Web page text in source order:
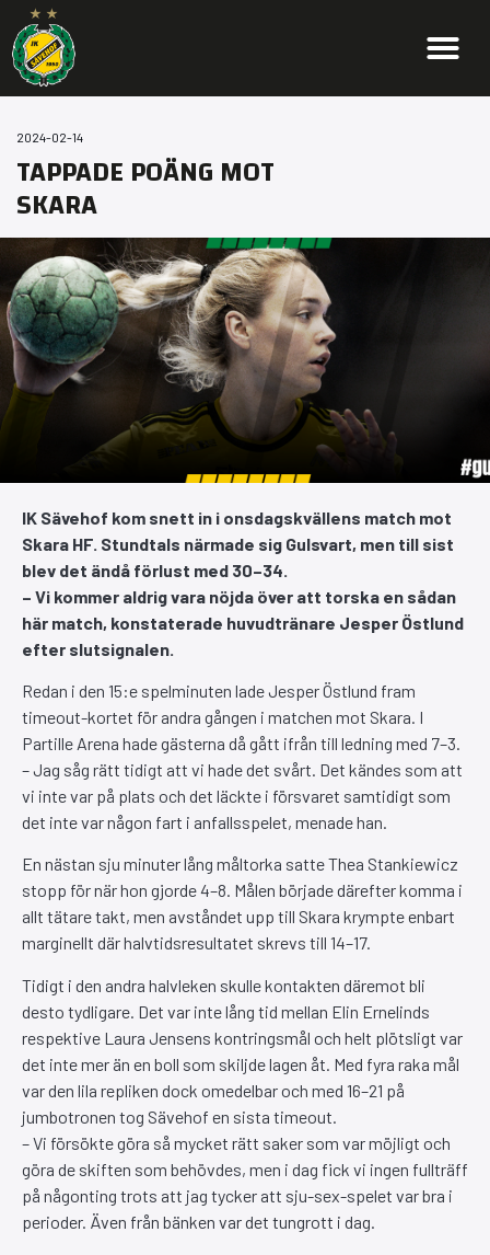
2024-02-14
TAPPADE POÄNG MOT
SKARA
IK Sävehof kom snett in i onsdagskvällens match mot
Skara HF. Stundtals närmade sig Gulsvart, men till sist
blev det ändå förlust med 30–34.
– Vi kommer aldrig vara nöjda över att torska en sådan
här match, konstaterade huvudtränare Jesper Östlund
efter slutsignalen.
Redan i den 15:e spelminuten lade Jesper Östlund fram
timeout-kortet för andra gången i matchen mot Skara. I
Partille Arena hade gästerna då gått ifrån till ledning med 7–3.
– Jag såg rätt tidigt att vi hade det svårt. Det kändes som att
vi inte var på plats och det läckte i försvaret samtidigt som
det inte var någon fart i anfallsspelet, menade han.
En nästan sju minuter lång måltorka satte Thea Stankiewicz
stopp för när hon gjorde 4–8. Målen började därefter komma i
allt tätare takt, men avståndet upp till Skara krympte enbart
marginellt där halvtidsresultatet skrevs till 14–17.
Tidigt i den andra halvleken skulle kontakten däremot bli
desto tydligare. Det var inte lång tid mellan Elin Ernelinds
respektive Laura Jensens kontringsmål och helt plötsligt var
det inte mer än en boll som skiljde lagen åt. Med fyra raka mål
var den lila repliken dock omedelbar och med 16–21 på
jumbotronen tog Sävehof en sista timeout.
– Vi försökte göra så mycket rätt saker som var möjligt och
göra de skiften som behövdes, men i dag fick vi ingen fullträff
på någonting trots att jag tycker att sju-sex-spelet var bra i
perioder. Även från bänken var det tungrott i dag.